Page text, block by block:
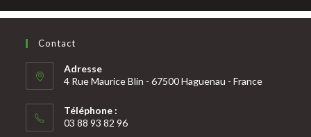
Contact
Adresse
4 Rue Maurice Blin - 67500 Haguenau - France
Téléphone :
03 88 93 82 96